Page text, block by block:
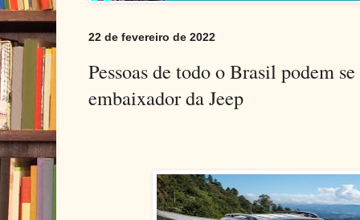
22 de fevereiro de 2022
Pessoas de todo o Brasil podem
embaixador da Jeep